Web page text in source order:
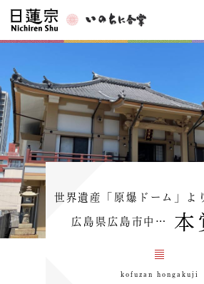
世界遺産「原爆ドーム」よ
広島県広島市中… 本
kofuzan hongakuji